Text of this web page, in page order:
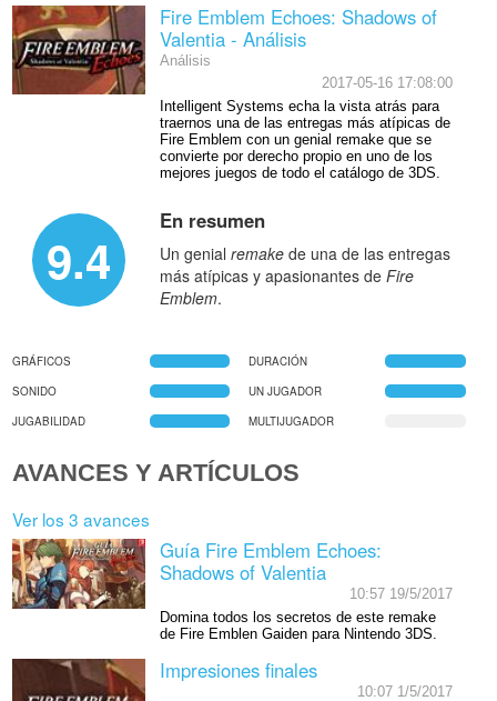
Fire Emblem Echoes: Shadows of
Valentia - Análisis
Análisis
2017-05-16 17:08:00
Intelligent Systems echa la vista atrás para
traernos una de las entregas más atípicas de
Fire Emblem con un genial remake que se
convierte por derecho propio en uno de los
mejores juegos de todo el catálogo de 3DS.
9.4
En resumen
Un genial remakede una de las entregas
más atípicas y apasionantes de Fire
Emblem.
GRÁFICOS
DURACIÓN
SONIDO
UN JUGADOR
JUGABILIDAD
MULTIJUGADOR
AVANCES Y ARTÍCULOS
Ver los 3 avances
Guía Fire Emblem Echoes:
Shadows of Valentia
10:57 19/5/2017
Domina todos los secretos de este remake
de Fire Emblen Gaiden para Nintendo 3DS.
Impresiones finales
10:07 1/5/2017